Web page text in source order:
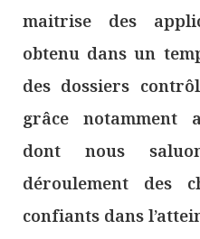
maitrise des
obtenu dans un
des dossiers
grâce notamment
dont nous
déroulement des
confiants dans